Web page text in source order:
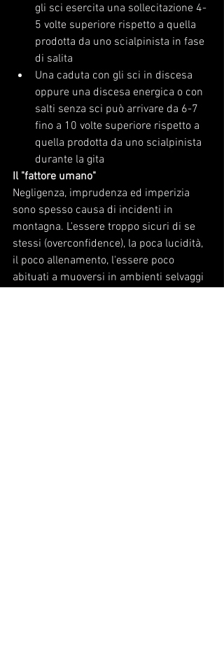
gli sci esercita una sollecitazione 4-
5 volte superiore rispetto a quella
prodotta da uno scialpinista in fase
di salita
Una caduta con gli sci in discesa
oppure una discesa energica o con
salti senza sci può arrivare da 6-7
fino a 10 volte superiore rispetto a
quella prodotta da uno scialpinista
durante la gita
Il "fattore umano"
Negligenza, imprudenza ed imperizia
sono spesso causa di incidenti in
montagna. L'essere troppo sicuri di se
stessi (overconfidence), la poca lucidità,
il poco allenamento, l'essere poco
abituati a muoversi in ambienti selvaggi